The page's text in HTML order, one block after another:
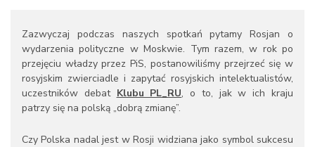
Zazwyczaj podczas naszych spotkań pytamy Rosjan o
wydarzenia polityczne w Moskwie. Tym razem, w rok po
przejęciu władzy przez PiS, postanowiliśmy przejrzeć się w
rosyjskim zwierciadle i zapytać rosyjskich intelektualistów,
uczestników debat Klubu PL_RU, o to, jak w ich kraju
patrzy się na polską „dobrą zmianę”.
Czy Polska nadal jest w Rosji widziana jako symbol sukcesu